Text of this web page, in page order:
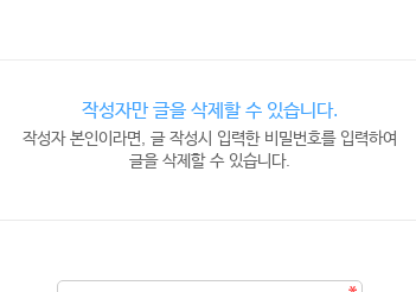
작성자만 글을 삭제할 수 있습니다.
작성자 본인이라면, 글 작성시 입력한 비밀번호를 입력하여
글을 삭제할 수 있습니다.